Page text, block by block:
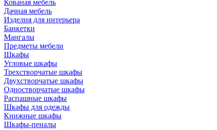
Кованая мебель
Дачная мебель
Изделия для интерьера
Банкетки
Мангалы
Предметы мебели
Шкафы
Угловые шкафы
Трехстворчатые шкафы
Двухстворчатые шкафы
Одностворчатые шкафы
Распашные шкафы
Шкафы для одежды
Книжные шкафы
Шкафы-пеналы